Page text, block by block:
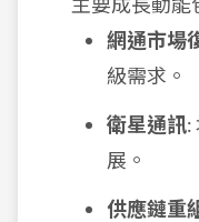
網通市場
級需求。
衛星通訊:
展。
供應鏈重